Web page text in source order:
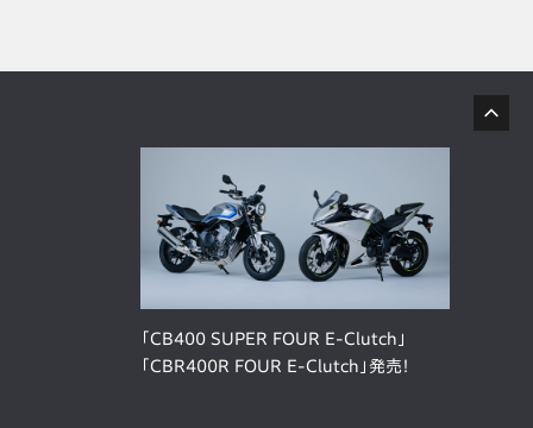
「CB400 SUPER FOUR E-Clutch」
「CBR400R FOUR E-Clutch」発売！